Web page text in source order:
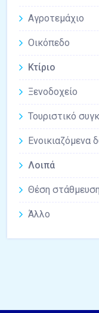
Αγροτεμάχιο
Οικόπεδο
Κτίριο
Ξενοδοχείο
Τουριστικό
Ενοικιαζόμενα
Λοιπά
Θέση
Άλλο